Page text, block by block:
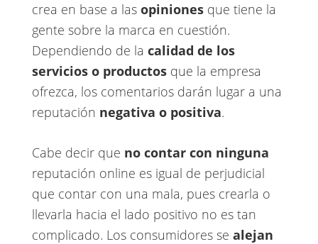
crea en base a las opiniones que tiene la
gente sobre la marca en cuestión.
Dependiendo de la ​ calidad de los
servicios o productos que la empresa
ofrezca, los comentarios darán lugar a una
reputación negativa o positiva​.
Cabe decir que ​ no contar con ninguna
reputación online es igual de perjudicial
que contar con una mala, pues crearla o
llevarla hacia el lado positivo no es tan
complicado. Los consumidores se ​ alejan